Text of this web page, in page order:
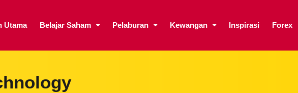
Utama Belajar Saham Pelaburan Kewangan Inspirasi Forex